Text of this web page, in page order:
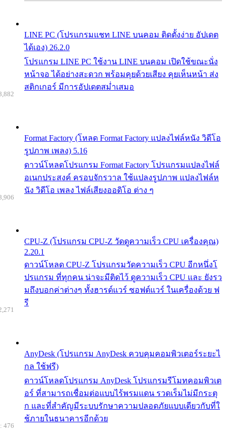
LINE PC (โปรแกรมแชท LINE บนคอม ติดตั้งง่าย อัปเดต
ได้เอง) 26.2.0
โปรแกรม LINE PC ใช้งาน LINE บนคอม เปิดใช้ขณะนั่ง
หน้าจอ ได้อย่างสะดวก พร้อมคุยด้วยเสียง คุยเห็นหน้า ส่ง
สติกเกอร์ มีการอัปเดตสม่ำเสมอ
Format Factory (โหลด Format Factory แปลงไฟล์หนัง วิดีโอ
รูปภาพ เพลง) 5.16
ดาวน์โหลดโปรแกรม Format Factory โปรแกรมแปลงไฟล์
อเนกประสงค์ ครอบจักรวาล ใช้แปลงรูปภาพ แปลงไฟล์ห
นัง วิดีโอ เพลง ไฟล์เสียงออดิโอ ต่าง ๆ
CPU-Z (โปรแกรม CPU-Z วัดดูความเร็ว CPU เครื่องคุณ)
2.20.1
ดาวน์โหลด CPU-Z โปรแกรมวัดความเร็ว CPU อีกหนึ่งโ
ปรแกรม ที่ทุกคน น่าจะมีติดไว้ ดูความเร็ว CPU และ ยังรว
มถึงบอกค่าต่างๆ ทั้งฮารด์แวร์ ซอฟต์แวร์ ในเครื่องด้วย ฟ
รี
AnyDesk (โปรแกรม AnyDesk ควบคุมคอมพิวเตอร์ระยะไ
กล ใช้ฟรี)
ดาวน์โหลดโปรแกรม AnyDesk โปรแกรมรีโมทคอมพิวเต
อร์ ที่สามารถเชื่อมต่อแบบไร้พรมแดน รวดเร็มไม่มีกระตุ
ก และที่สำคัญมีระบบรักษาความปลอดภัยแบบเดียวกับที่ใ
ช้ภายในธนาคารอีกด้วย
476